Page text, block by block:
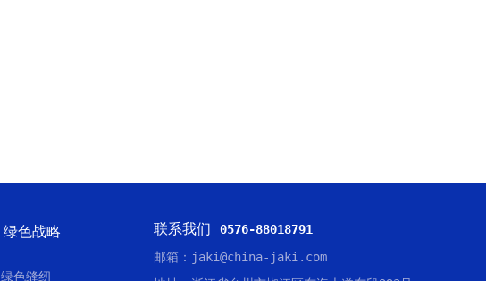
绿色战略
绿色缝纫
联系我们 0576-88018791
邮箱：jaki@china-jaki.com